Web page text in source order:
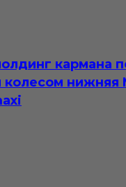
кармана
нижняя